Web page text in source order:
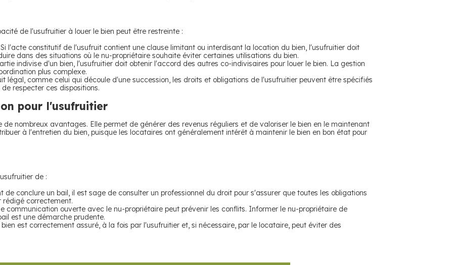
de l'usufruitier à louer le bien peut être restreinte :
l'acte constitutif de l'usufruit contient une clause limitant ou interdisant la location du bien, l'usufruitier doit
dans des situations où le nu-propriétaire souhaite éviter certaines utilisations du bien.
indivise d'un bien, l'usufruitier doit obtenir l'accord des autres co-indivisaires pour louer le bien. La gestion
plus complexe.
légal, comme celui qui découle d'une succession, les droits et obligations de l'usufruitier peuvent être spécifiés
respecter ces dispositions.
pour l'usufruitier
de nombreux avantages. Elle permet de générer des revenus réguliers et de valoriser le bien en le maintenant
à l'entretien du bien, puisque les locataires ont généralement intérêt à maintenir le bien en bon état pour
de :
de conclure un bail, il est sage de consulter un professionnel du droit pour s'assurer que toutes les obligations
rédigé correctement.
communication ouverte avec le nu-propriétaire peut prévenir les conflits. Informer le nu-propriétaire de
est une démarche prudente.
est correctement assuré, à la fois par l'usufruitier et, si nécessaire, par le locataire, peut éviter des